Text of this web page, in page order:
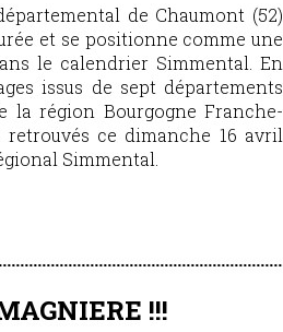
de Chaumont (52)
et se positionne comme une
le calendrier Simmental. En
issus de sept départements
la région Bourgogne Franche-
ce dimanche 16 avril
Simmental.
!!!